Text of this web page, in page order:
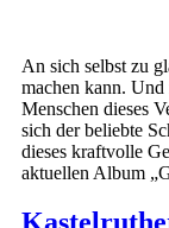
An sich selbst zu
machen kann. Und
Menschen dieses
sich der beliebte
dieses kraftvolle
aktuellen Album